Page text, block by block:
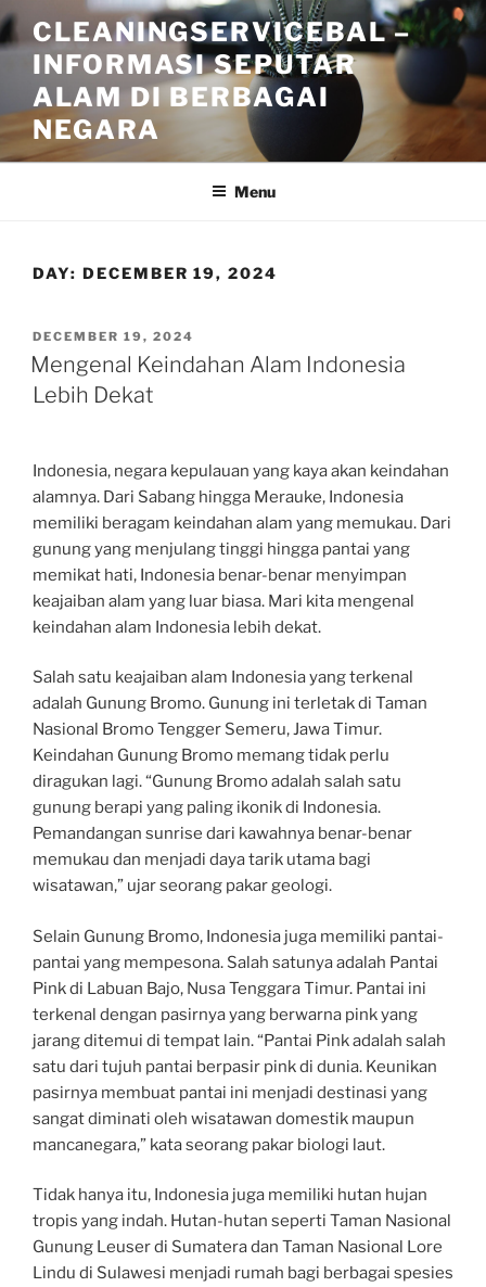
Skip
to
content
CLEANINGSERVICEBAL –
INFORMASI SEPUTAR
ALAM DI BERBAGAI
NEGARA
Menu
DAY: DECEMBER 19, 2024
POSTED
ON
DECEMBER 19, 2024
Mengenal Keindahan Alam Indonesia
Lebih Dekat
Indonesia, negara kepulauan yang kaya akan keindahan
alamnya. Dari Sabang hingga Merauke, Indonesia
memiliki beragam keindahan alam yang memukau. Dari
gunung yang menjulang tinggi hingga pantai yang
memikat hati, Indonesia benar-benar menyimpan
keajaiban alam yang luar biasa. Mari kita mengenal
keindahan alam Indonesia lebih dekat.
Salah satu keajaiban alam Indonesia yang terkenal
adalah Gunung Bromo. Gunung ini terletak di Taman
Nasional Bromo Tengger Semeru, Jawa Timur.
Keindahan Gunung Bromo memang tidak perlu
diragukan lagi. “Gunung Bromo adalah salah satu
gunung berapi yang paling ikonik di Indonesia.
Pemandangan sunrise dari kawahnya benar-benar
memukau dan menjadi daya tarik utama bagi
wisatawan,” ujar seorang pakar geologi.
Selain Gunung Bromo, Indonesia juga memiliki pantai-
pantai yang mempesona. Salah satunya adalah Pantai
Pink di Labuan Bajo, Nusa Tenggara Timur. Pantai ini
terkenal dengan pasirnya yang berwarna pink yang
jarang ditemui di tempat lain. “Pantai Pink adalah salah
satu dari tujuh pantai berpasir pink di dunia. Keunikan
pasirnya membuat pantai ini menjadi destinasi yang
sangat diminati oleh wisatawan domestik maupun
mancanegara,” kata seorang pakar biologi laut.
Tidak hanya itu, Indonesia juga memiliki hutan hujan
tropis yang indah. Hutan-hutan seperti Taman Nasional
Gunung Leuser di Sumatera dan Taman Nasional Lore
Lindu di Sulawesi menjadi rumah bagi berbagai spesies